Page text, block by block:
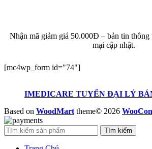
Nhận mã giảm giá 50.000Đ – bản tin thông
mại cập nhật.
[mc4wp_form id="74"]
IMEDICARE TUYỂN ĐẠI LÝ
Based on WoodMart theme© 2026
Tìm kiếm